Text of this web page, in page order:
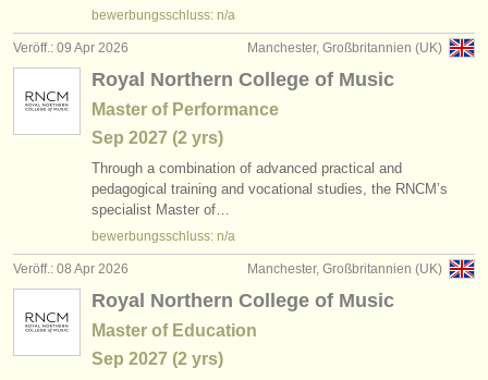
über musicalchairs
kontakt
rss feeds
nachrichten in der klassischen musik
anzeige veröffentlichen
find out about ourATS
ATS faq
bewerbungsschluss: n/a
Manchester, Großbritannien (UK)
Veröff.: 09 Apr 2026
Royal Northern College of Music
Master of Performance
Sep 2027 (2 yrs)
Through a combination of advanced practical and
pedagogical training and vocational studies, the RNCM’s
specialist Master of…
bewerbungsschluss: n/a
Manchester, Großbritannien (UK)
Veröff.: 08 Apr 2026
Royal Northern College of Music
Master of Education
Sep 2027 (2 yrs)